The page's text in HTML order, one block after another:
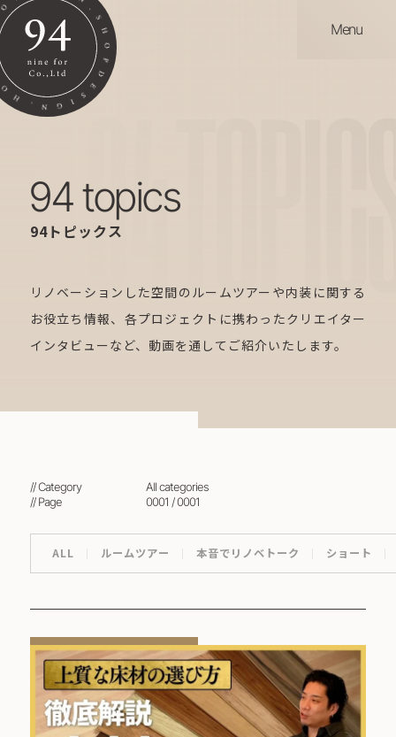
Menu
94
94 topics
94トピックス
リノベーションした空間のルームツアーや内装に関する
お役立ち情報、各プロジェクトに携わったクリエイター
インタビューなど、動画を通してご紹介いたします。
// Category
all categories
// Page
0001 / 0001
ALL ルームツアー 本音でリノベトーク ショート